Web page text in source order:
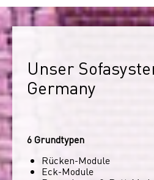
Unser
Germany
6 Grundtypen
Rücken-Module
Eck-Module